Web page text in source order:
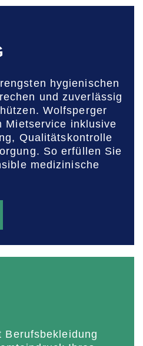
hygienischen
und zuverlässig
Wolfsperger
Mietservice inklusive
Qualitätskontrolle
So erfüllen Sie
medizinische